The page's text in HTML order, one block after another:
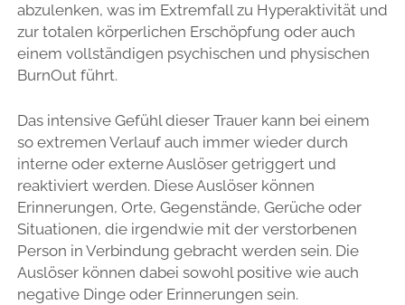
abzulenken, was im Extremfall zu Hyperaktivität und
zur totalen körperlichen Erschöpfung oder auch
einem vollständigen psychischen und physischen
BurnOut führt.
Das intensive Gefühl dieser Trauer kann bei einem
so extremen Verlauf auch immer wieder durch
interne oder externe Auslöser getriggert und
reaktiviert werden. Diese Auslöser können
Erinnerungen, Orte, Gegenstände, Gerüche oder
Situationen, die irgendwie mit der verstorbenen
Person in Verbindung gebracht werden sein. Die
Auslöser können dabei sowohl positive wie auch
negative Dinge oder Erinnerungen sein.